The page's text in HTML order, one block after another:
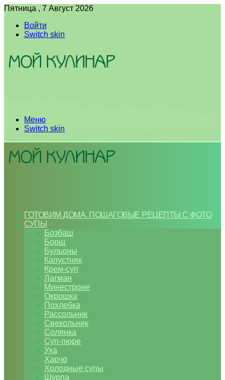
Пятница , 7 Август 2026
Войти
Switch skin
Меню
Switch skin
ГОТОВИМ ДОМА. ПОШАГОВЫЕ РЕЦЕПТЫ С ФОТО
СУПЫ
Бозбаш
Борщ
Бульоны
Капустняк
Крем-суп
Лагман
Минестроне
Окрошка
Похлебка
Рассольник
Свекольник
Солянка
Суп-пюре
Уха
Харчо
Холодные супы
Шурпа